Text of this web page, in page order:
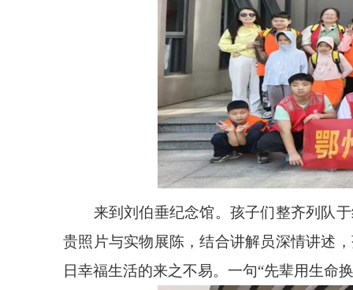
来到刘伯垂纪念馆。孩子们整齐列队于
贵照片与实物展陈，结合讲解员深情讲述
日幸福生活的来之不易。一句“先辈用生命